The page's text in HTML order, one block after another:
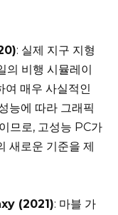
: 실제 지구 지형
의 비행 시뮬레이
여 매우 사실적인
능에 따라 그래픽
므로, 고성능 PC가
새로운 기준을 제
(2021): 마블 가